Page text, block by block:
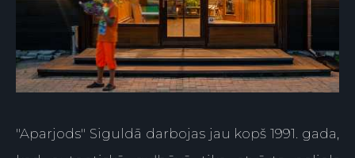
"Aparjods" Siguldā darbojas jau kopš 1991. gada,